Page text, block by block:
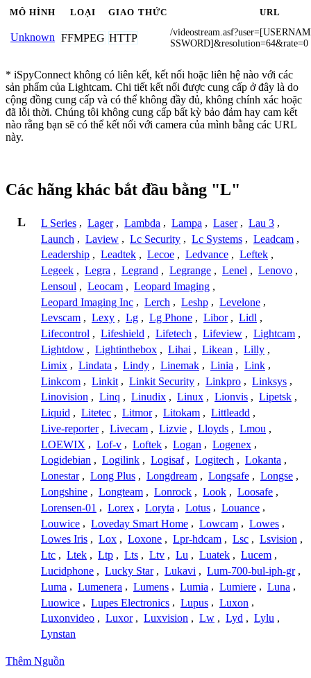
MÔ HÌNH LOẠI GIAO THỨC URL
Unknown FFMPEG HTTP
/
SSWORD]&resolution=64&rate=0
* iSpyConnect không có liên kết, kết nối hoặc liên hệ nào với các
sản phẩm của Lightcam. Chi tiết kết nối được cung cấp ở đây là do
cộng đồng cung cấp và có thể không đầy đủ, không chính xác hoặc
đã lỗi thời. Chúng tôi không cung cấp bất kỳ bảo đảm hay cam kết
nào rằng bạn sẽ có thể kết nối với camera của mình bằng các URL
này.
Các hãng khác bắt đầu bằng "L"
L L Series , Lager , Lambda , Lampa , Laser , Lau 3 ,
Launch , Laview , Lc Security , Lc Systems , Leadcam ,
Leadership , Leadtek , Lecoe , Ledvance , Leftek ,
Legeek , Legra , Legrand , Legrange , Lenel , Lenovo ,
Lensoul , Leocam , Leopard Imaging ,
Leopard Imaging Inc , Lerch , Leshp , Levelone ,
Levscam , Lexy , Lg , Lg Phone , Libor , Lidl ,
Lifecontrol , Lifeshield , Lifetech , Lifeview , Lightcam ,
Lightdow , Lightinthebox , Lihai , Likean , Lilly ,
Limix , Lindata , Lindy , Linemak , Linia , Link ,
Linkcom , Linkit , Linkit Security , Linkpro , Linksys ,
Linovision , Linq , Linudix , Linux , Lionvis , Lipetsk ,
Liquid , Litetec , Litmor , Litokam , Littleadd ,
Live-reporter , Livecam , Lizvie , Lloyds , Lmou ,
LOEWIX , Lof-v , Loftek , Logan , Logenex ,
Logidebian , Logilink , Logisaf , Logitech , Lokanta ,
Lonestar , Long Plus , Longdream , Longsafe , Longse ,
Longshine , Longteam , Lonrock , Look , Loosafe ,
Lorensen-01 , Lorex , Loryta , Lotus , Louance ,
Louwice , Loveday Smart Home , Lowcam , Lowes ,
Lowes Iris , Lox , Loxone , Lpr-hdcam , Lsc , Lsvision ,
Ltc , Ltek , Ltp , Lts , Ltv , Lu , Luatek , Lucem ,
Lucidphone , Lucky Star , Lukavi , Lum-700-bul-iph-gr ,
Luma , Lumenera , Lumens , Lumia , Lumiere , Luna ,
Luowice , Lupes Electronics , Lupus , Luxon ,
Luxonvideo , Luxor , Luxvision , Lw , Lyd , Lylu ,
Lynstan
Thêm Nguồn